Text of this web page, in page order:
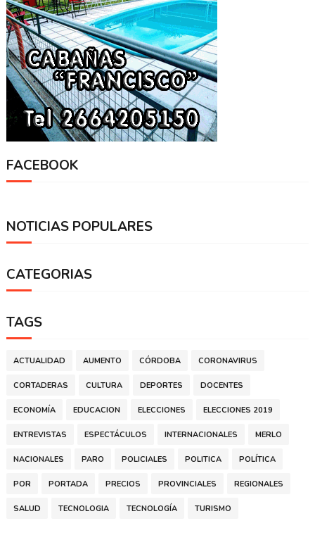
FACEBOOK
NOTICIAS POPULARES
CATEGORIAS
TAGS
ACTUALIDAD AUMENTO CÓRDOBA CORONAVIRUS
CORTADERAS CULTURA DEPORTES DOCENTES
ECONOMÍA EDUCACION ELECCIONES ELECCIONES 2019
ENTREVISTAS ESPECTÁCULOS INTERNACIONALES MERLO
NACIONALES PARO POLICIALES POLITICA POLÍTICA
POR PORTADA PRECIOS PROVINCIALES REGIONALES
SALUD TECNOLOGIA TECNOLOGÍA TURISMO